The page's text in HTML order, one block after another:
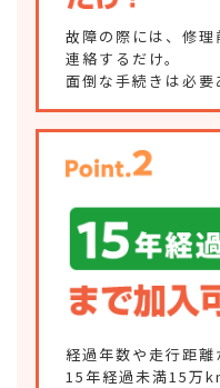
故障の際には、修
連絡するだけ。
面倒な手続きは必要
経過年数や走行距離
15年経過未満15万